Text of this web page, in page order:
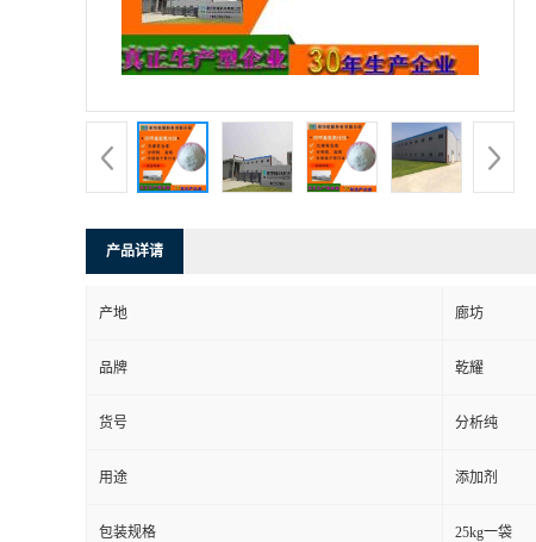
产品详请
产地 廊坊
品牌 乾耀
货号 分析纯
用途 添加剂
包装规格 25kg一袋